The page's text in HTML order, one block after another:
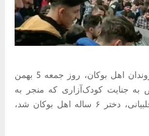
شماری از شهروندان اهل بوکان، روز جمعه 5 بهمن
به جنایت کودک‌آزاری که منجر به
جانباختن نیان چلبیانی، دختر ۶ ساله اهل بوکان شد،